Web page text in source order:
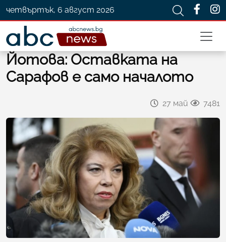
четвъртък, 6 август 2026
Йотова: Оставката на
Сарафов е само началото
27 май 7481